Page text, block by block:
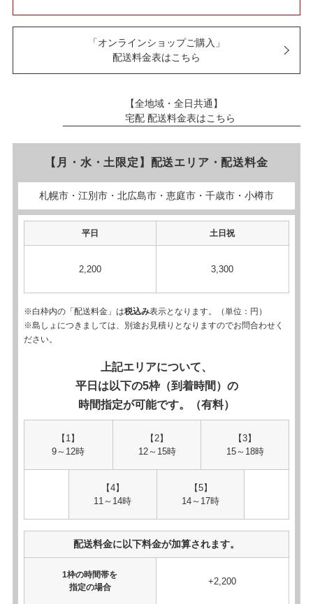
「オンラインショップご購入」
配送料金表はこちら
【全地域・全日共通】
宅配 配送料金表はこちら
【月・水・土限定】配送エリア・配送料金
札幌市・江別市・北広島市・恵庭市・千歳市・小樽市
平日 土日祝
2,200 3,300
※白枠内の「配送料金」は税込み表示となります。（単位：円）
※島しょにつきましては、別途お見積りとなりますのでお問合わせく
ださい。
上記エリアについて、
平日は以下の5枠（到着時間）の
時間指定が可能です。（有料）
【1】
9～12時
【2】
12～15時
【3】
15～18時
【4】
11～14時
【5】
14～17時
配送料金に以下料金が加算されます。
1枠の時間帯を
指定の場合
+2,200